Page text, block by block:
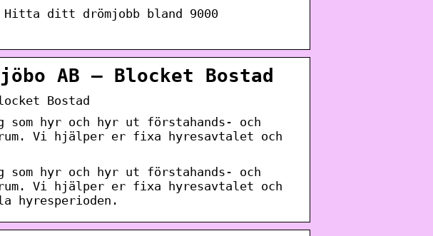
ditt drömjobb bland 9000
AB – Blocket Bostad
Bostad
som hyr och hyr ut förstahands- och
rum. Vi hjälper er fixa hyresavtalet och
som hyr och hyr ut förstahands- och
rum. Vi hjälper er fixa hyresavtalet och
hyresperioden.